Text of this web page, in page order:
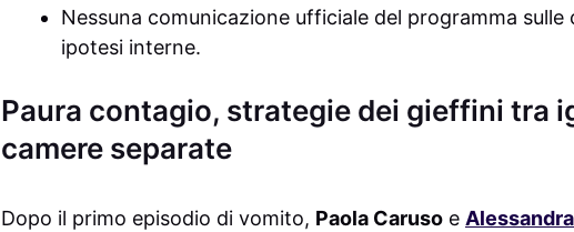
Nessuna comunicazione ufficiale del programma sulle
ipotesi interne.
Paura contagio, strategie dei gieffini tra
camere separate
Dopo il primo episodio di vomito, Paola Caruso e